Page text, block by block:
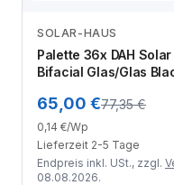
SOLAR-HAUS
Palette 36x DAH
Bifacial Glas/Glas
65,00 €77,35 €
0,14 €/Wp
Lieferzeit 2-5 Tage
Endpreis inkl. USt., zzgl.
08.08.2026.